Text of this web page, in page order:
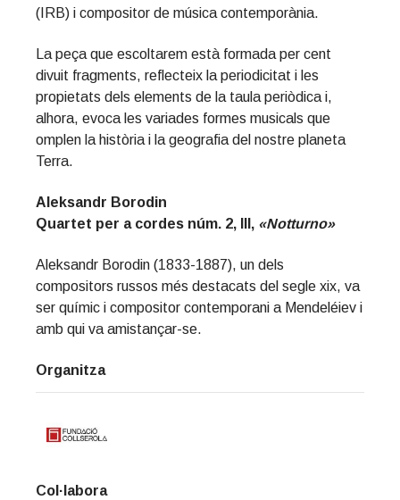
(IRB) i compositor de música contemporània.
La peça que escoltarem està formada per cent
divuit fragments, reflecteix la periodicitat i les
propietats dels elements de la taula periòdica i,
alhora, evoca les variades formes musicals que
omplen la història i la geografia del nostre planeta
Terra.
Aleksandr Borodin
Quartet per a cordes núm. 2, III, «Notturno»
Aleksandr Borodin (1833-1887), un dels
compositors russos més destacats del segle xix, va
ser químic i compositor contemporani a Mendeléiev i
amb qui va amistançar-se.
Organitza
Col·labora